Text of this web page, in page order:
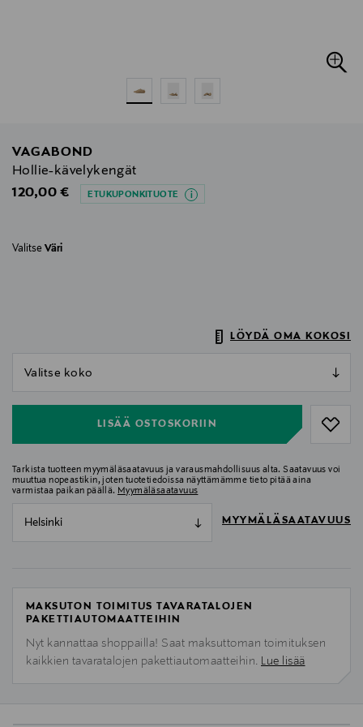
VAGABOND
Hollie-kävelykengät
Original Price
120,00 € ETUKUPONKITUOTE
Valitse Väri
LÖYDÄ OMA KOKOSI
LISÄÄ OSTOSKORIIN
Tarkista tuotteen myymäläsaatavuus ja varausmahdollisuus alta. Saatavuus voi
muuttua nopeastikin, joten tuotetiedoissa näyttämämme tieto pitää aina
varmistaa paikan päällä. Myymäläsaatavuus
Helsinki MYYMÄLÄSAATAVUUS
MAKSUTON TOIMITUS TAVARATALOJEN
PAKETTIAUTOMAATTEIHIN
Nyt kannattaa shoppailla! Saat maksuttoman toimituksen
kaikkien tavaratalojen pakettiautomaatteihin. Lue lisää